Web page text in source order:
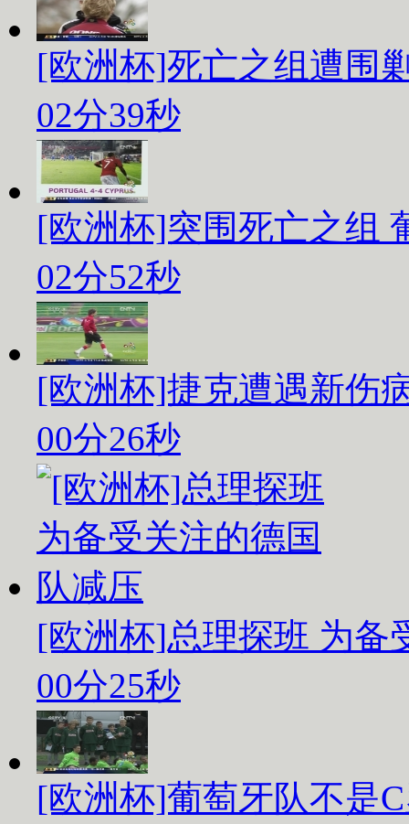
[欧洲杯]死亡之组遭围
02分39秒
[欧洲杯]突围死亡之组
02分52秒
[欧洲杯]捷克遭遇新伤
00分26秒
[欧洲杯]总理探班 为备
00分25秒
[欧洲杯]葡萄牙队不是